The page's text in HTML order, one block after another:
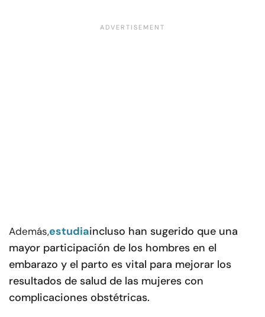
Además,estudiaincluso han sugerido que una
mayor participación de los hombres en el
embarazo y el parto es vital para mejorar los
resultados de salud de las mujeres con
complicaciones obstétricas.